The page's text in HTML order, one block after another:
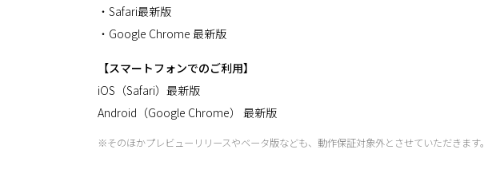
・Safari最新版
・Google Chrome 最新版
【スマートフォンでのご利用】
iOS（Safari）最新版
Android（Google Chrome） 最新版
※そのほかプレビューリリースやベータ版なども、動作保証対象外とさせていただきます。